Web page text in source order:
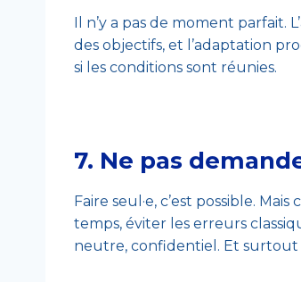
Il n’y a pas de moment
des objectifs, et l’adaptation
si les conditions sont réunies.
7. Ne pas
Faire seul·e, c’est possible.
temps, éviter les erreurs
neutre, confidentiel. Et surtout